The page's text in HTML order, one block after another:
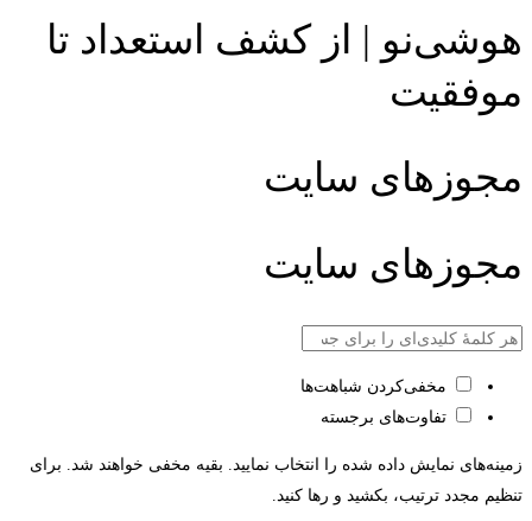
هوشی‌نو | از کشف استعداد تا
موفقیت
مجوزهای سایت
مجوزهای سایت
مخفی‌کردن شباهت‌ها
تفاوت‌های برجسته
زمینه‌های نمایش داده شده را انتخاب نمایید. بقیه مخفی خواهند شد. برای
تنظیم مجدد ترتیب، بکشید و رها کنید.